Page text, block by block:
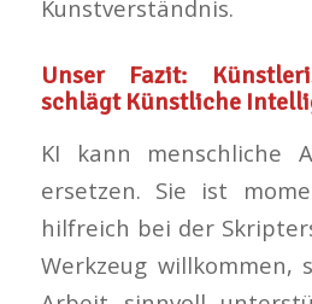
Kunstverständnis.
Unser Fazit:
schlägt Künstliche
KI kann menschliche
ersetzen. Sie ist
hilfreich bei der
Werkzeug willkommen,